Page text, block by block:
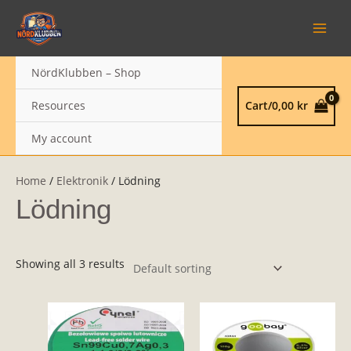
content
NördKlubben – Shop
Resources
My account
Cart/0,00 kr
Home / Elektronik / Lödning
Lödning
Showing all 3 results